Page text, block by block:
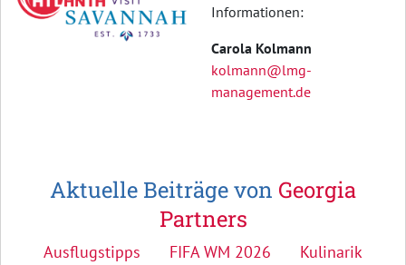
Informationen:
Carola Kolmann
kolmann@lmg-
management.de
Aktuelle Beiträge von Georgia
Partners
Ausflugstipps FIFA WM 2026
Kulinarik